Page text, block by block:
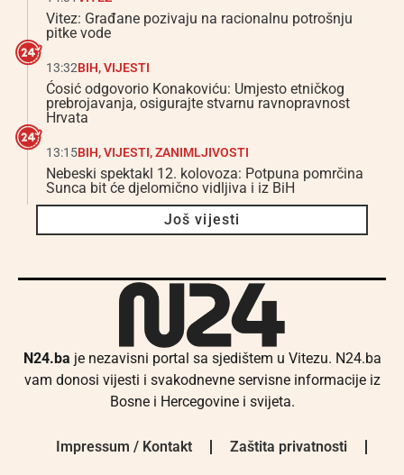
Vitez: Građane pozivaju na racionalnu potrošnju
pitke vode
13:32BIH,VIJESTI
Ćosić odgovorio Konakoviću: Umjesto etničkog
prebrojavanja, osigurajte stvarnu ravnopravnost
Hrvata
13:15BIH,VIJESTI,ZANIMLJIVOSTI
Nebeski spektakl 12. kolovoza: Potpuna pomrčina
Sunca bit će djelomično vidljiva i iz BiH
Još vijesti
N24.ba je nezavisni portal sa sjedištem u Vitezu. N24.ba
vam donosi vijesti i svakodnevne servisne informacije iz
Bosne i Hercegovine i svijeta.
Impressum / Kontakt Zaštita privatnosti